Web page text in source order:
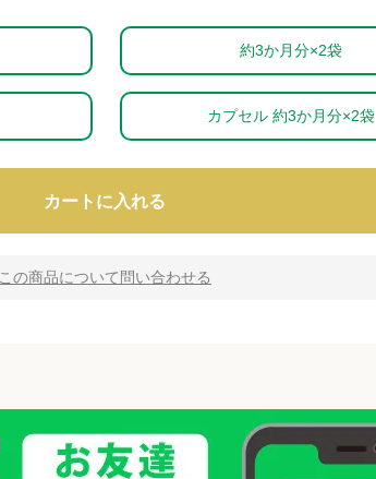
約3か月分×2袋
カプセル 約3か月分×2袋
カートに入れる
この商品について問い合わせる